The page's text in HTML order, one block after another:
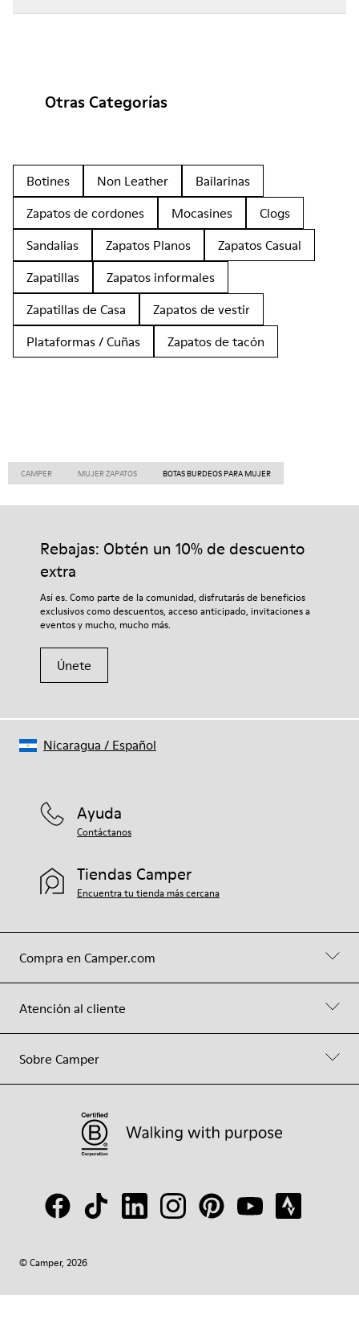
Otras Categorías
Botines Non Leather
Bailarinas
Zapatos de cordones
Mocasines
Clogs
Sandalias
Zapatos Planos
Zapatos Casual
Zapatillas
Zapatos informales
Zapatillas de Casa
Zapatos de vestir
Plataformas / Cuñas
Zapatos de tacón
CAMPER MUJER ZAPATOS BOTAS BURDEOS PARA MUJER
Rebajas: Obtén un 10% de descuento
extra
Así es. Como parte de la comunidad, disfrutarás de beneficios
exclusivos como descuentos, acceso anticipado, invitaciones a
eventos y mucho, mucho más.
Únete
Compra en Camper.com
Atención al cliente
Sobre Camper
Ayuda
Contáctanos
Tiendas Camper
Encuentra tu tienda más cercana
© Camper, 2026
Nicaragua / Español